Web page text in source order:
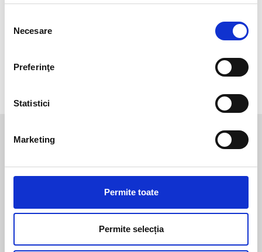
consimțământului
Necesare
Preferinţe
Statistici
Marketing
Permite toate
Permite selecția
PVC
Protectie termica
Cagulă PAPI
Pret la cerere
Unisex
Fes SWITCH